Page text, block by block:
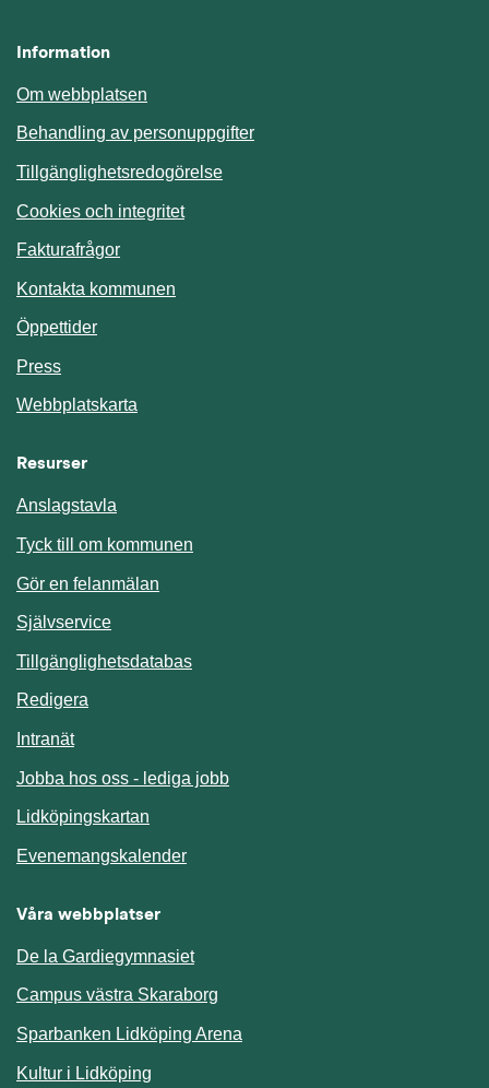
Information
Om webbplatsen
Behandling av personuppgifter
Tillgänglighetsredogörelse
Cookies och integritet
Fakturafrågor
Kontakta kommunen
Öppettider
Press
Webbplatskarta
Resurser
Anslagstavla
Tyck till om kommunen
Gör en felanmälan
SjälvserviceLänk till annan webbplats.
TillgänglighetsdatabasLänk till annan webbplats.
Redigera
IntranätLänk till annan webbplats.
Jobba hos oss - lediga jobb
Lidköpingskartan
EvenemangskalenderLänk till annan webbplats.
Våra webbplatser
De la Gardiegymnasiet
Campus västra Skaraborg
Sparbanken Lidköping Arena
Kultur i Lidköping